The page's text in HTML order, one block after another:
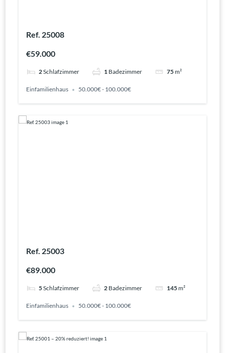
Ref. 25008
€59.000
2Schlafzimmer 1 Badezimmer 75m²
Einfamilienhaus 50.000€ - 100.000€
Ref. 25003
€89.000
5Schlafzimmer 2 Badezimmer 145m²
Einfamilienhaus 50.000€ - 100.000€